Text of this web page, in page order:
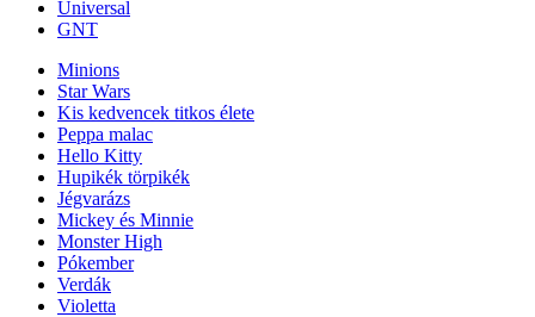
Universal
GNT
Minions
Star Wars
Kis kedvencek titkos élete
Peppa malac
Hello Kitty
Hupikék törpikék
Jégvarázs
Mickey és Minnie
Monster High
Pókember
Verdák
Violetta